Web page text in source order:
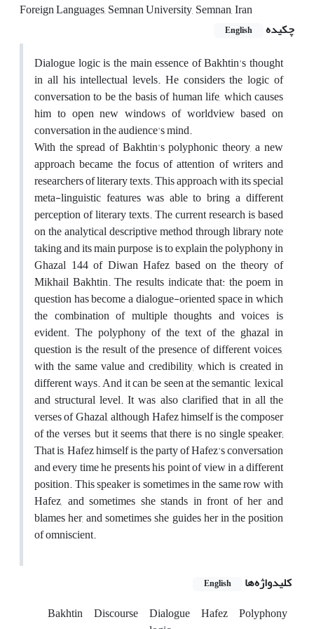
Foreign Languages, Semnan University, Semnan, Iran
چکیده
English
Dialogue logic is the main essence of Bakhtin's thought
in all his intellectual levels. He considers the logic of
conversation to be the basis of human life, which causes
him to open new windows of worldview based on
conversation in the audience's mind.
With the spread of Bakhtin's polyphonic theory, a new
approach became the focus of attention of writers and
researchers of literary texts. This approach with its special
meta-linguistic features was able to bring a different
perception of literary texts. The current research is based
on the analytical descriptive method through library note
taking and its main purpose is to explain the polyphony in
Ghazal 144 of Diwan Hafez based on the theory of
Mikhail Bakhtin. The results indicate that: the poem in
question has become a dialogue-oriented space in which
the combination of multiple thoughts and voices is
evident. The polyphony of the text of the ghazal in
question is the result of the presence of different voices,
with the same value and credibility, which is created in
different ways. And it can be seen at the semantic, lexical
and structural level. It was also clarified that in all the
verses of Ghazal, although Hafez himself is the composer
of the verses, but it seems that there is no single speaker;
That is, Hafez himself is the party of Hafez's conversation
and every time he presents his point of view in a different
position. This speaker is sometimes in the same row with
Hafez, and sometimes she stands in front of her and
blames her, and sometimes she guides her in the position
of omniscient.
کلیدواژه‌ها English
Bakhtin Discourse Dialogue Hafez Polyphony